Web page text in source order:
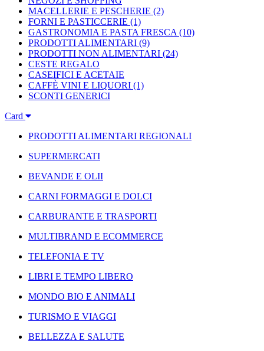
MACELLERIE E PESCHERIE (2)
FORNI E PASTICCERIE (1)
GASTRONOMIA E PASTA FRESCA (10)
PRODOTTI ALIMENTARI (9)
PRODOTTI NON ALIMENTARI (24)
CESTE REGALO
CASEIFICI E ACETAIE
CAFFÈ VINI E LIQUORI (1)
SCONTI GENERICI
Card
PRODOTTI ALIMENTARI REGIONALI
SUPERMERCATI
BEVANDE E OLII
CARNI FORMAGGI E DOLCI
CARBURANTE E TRASPORTI
MULTIBRAND E ECOMMERCE
TELEFONIA E TV
LIBRI E TEMPO LIBERO
MONDO BIO E ANIMALI
TURISMO E VIAGGI
BELLEZZA E SALUTE